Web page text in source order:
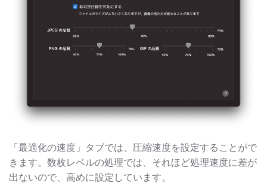
「最適化の速度」タブでは、圧縮速度を設定することがで
きます。数枚レベルの処理では、それほど処理速度に差が
出ないので、高めに設定しています。